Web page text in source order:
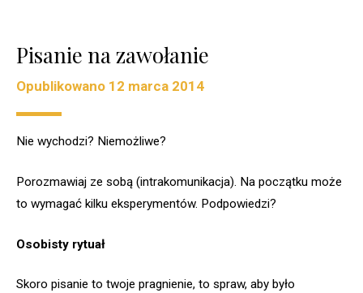
Pisanie na zawołanie
Opublikowano 12 marca 2014
Nie wychodzi? Niemożliwe?
Porozmawiaj ze sobą (intrakomunikacja). Na początku może
to wymagać kilku eksperymentów. Podpowiedzi?
Osobisty rytuał
Skoro pisanie to twoje pragnienie, to spraw, aby było